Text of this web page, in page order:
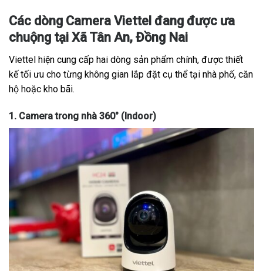
Các dòng Camera Viettel đang được ưa
chuộng tại Xã Tân An, Đồng Nai
Viettel hiện cung cấp hai dòng sản phẩm chính, được thiết
kế tối ưu cho từng không gian lắp đặt cụ thể tại nhà phố, căn
hộ hoặc kho bãi.
1. Camera trong nhà 360° (Indoor)